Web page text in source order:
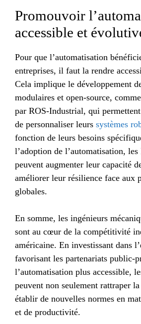
Promouvoir
accessible et
Pour que l’automatisation
entreprises, il faut la rendre
Cela implique le développement
modulaires et open-source,
par ROS-Industrial, qui
de personnaliser leurs systèmes
fonction de leurs besoins
l’adoption de l’automatisation,
peuvent augmenter leur capacité
améliorer leur résilience face aux
globales.
En somme, les ingénieurs
sont au cœur de la compétitivité
américaine. En investissant dans
favorisant les partenariats public-
l’automatisation plus accessible,
peuvent non seulement rattraper
établir de nouvelles normes en
et de productivité.